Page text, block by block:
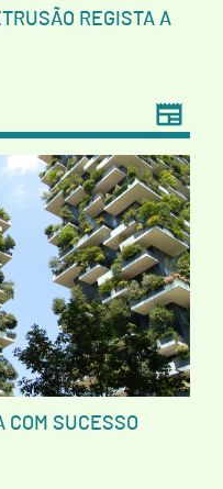
REGISTA A
COM SUCESSO